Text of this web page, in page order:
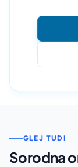
GLEJ TUDI
Sorodna